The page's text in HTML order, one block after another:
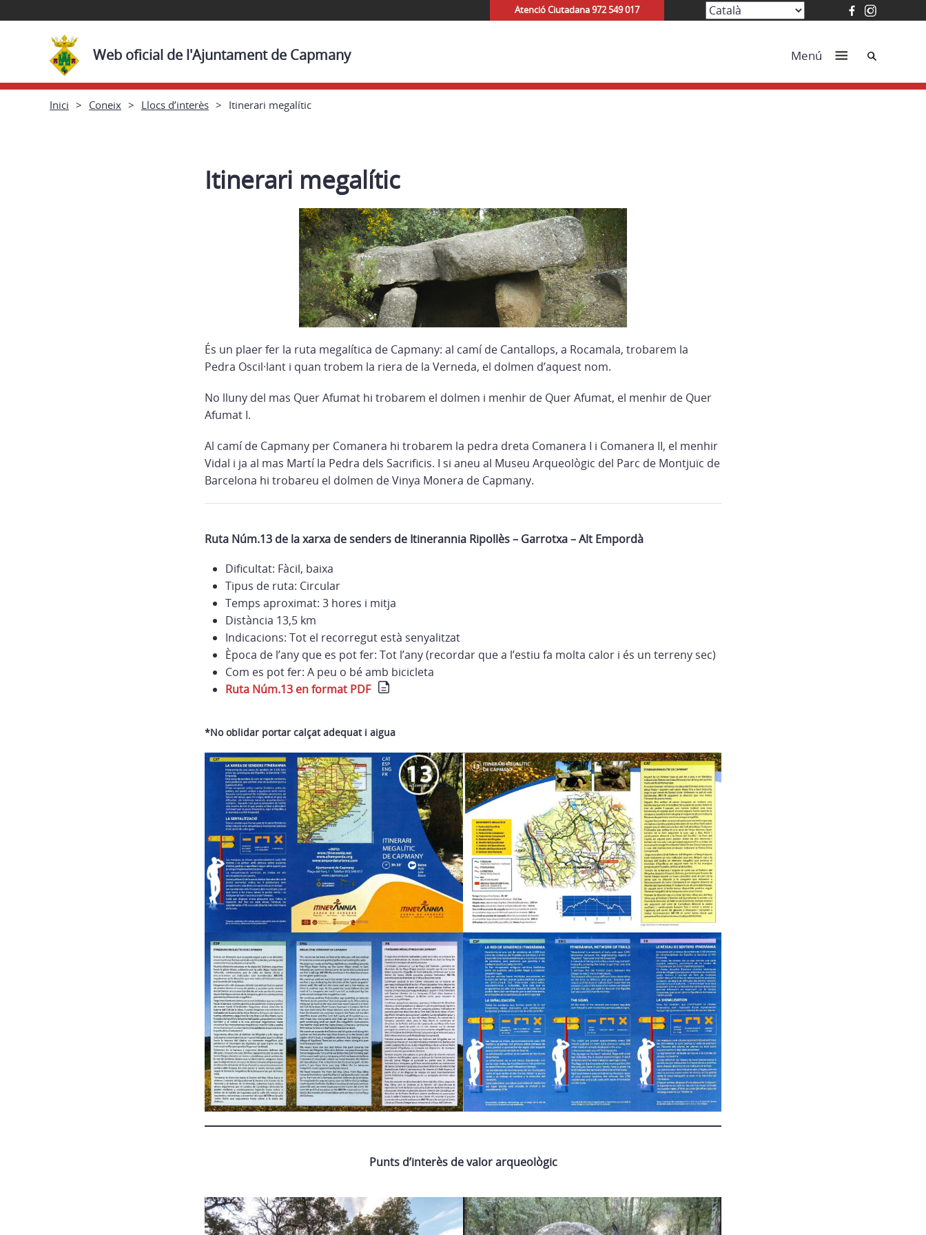
Atenció Ciutadana 972 549 017
Web oficial de l'Ajuntament de Capmany Menú Cerca
Inici Coneix Llocs d’interès Itinerari megalític
Itinerari megalític
És un plaer fer la ruta megalítica de Capmany: al camí de Cantallops, a Rocamala, trobarem la
Pedra Oscil·lant i quan trobem la riera de la Verneda, el dolmen d’aquest nom.
No lluny del mas Quer Afumat hi trobarem el dolmen i menhir de Quer Afumat, el menhir de Quer
Afumat I.
Al camí de Capmany per Comanera hi trobarem la pedra dreta Comanera I i Comanera II, el menhir
Vidal i ja al mas Martí la Pedra dels Sacrificis. I si aneu al Museu Arqueològic del Parc de Montjuïc de
Barcelona hi trobareu el dolmen de Vinya Monera de Capmany.
Ruta Núm.13 de la xarxa de senders de Itinerannia Ripollès – Garrotxa – Alt Empordà
Dificultat: Fàcil, baixa
Tipus de ruta: Circular
Temps aproximat: 3 hores i mitja
Distància 13,5 km
Indicacions: Tot el recorregut està senyalitzat
Època de l’any que es pot fer: Tot l’any (recordar que a l’estiu fa molta calor i és un terreny sec)
Com es pot fer: A peu o bé amb bicicleta
Ruta Núm.13 en format PDF
*No oblidar portar calçat adequat i aigua
Punts d’interès de valor arqueològic